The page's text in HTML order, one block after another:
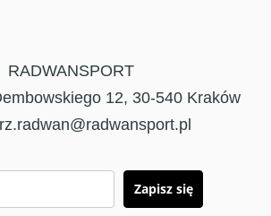
RADWANSPORT
12, 30-540 Kraków
Zapisz się